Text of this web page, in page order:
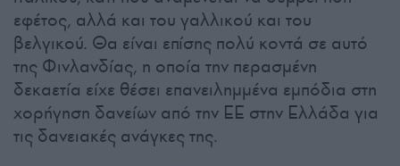
εφέτος, αλλά και του γαλλικού και του
βελγικού. Θα είναι επίσης πολύ κοντά σε αυτό
της Φινλανδίας, η οποία την περασμένη
δεκαετία είχε θέσει επανειλημμένα εμπόδια στη
χορήγηση δανείων από την ΕΕ στην Ελλάδα για
τις δανειακές ανάγκες της.